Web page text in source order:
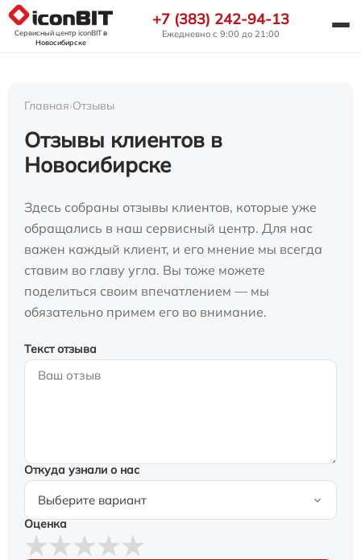
Сервисный центр iconBITв
Новосибирске
+7 (383) 242-94-13
Ежедневно с 9:00 до 21:00
Главная›Отзывы
Отзывы клиентов в
Новосибирске
Здесь собраны отзывы клиентов, которые уже
обращались в наш сервисный центр. Для нас
важен каждый клиент, и его мнение мы всегда
ставим во главу угла. Вы тоже можете
поделиться своим впечатлением — мы
обязательно примем его во внимание.
Текст отзыва
Откуда узнали о нас
Оценка